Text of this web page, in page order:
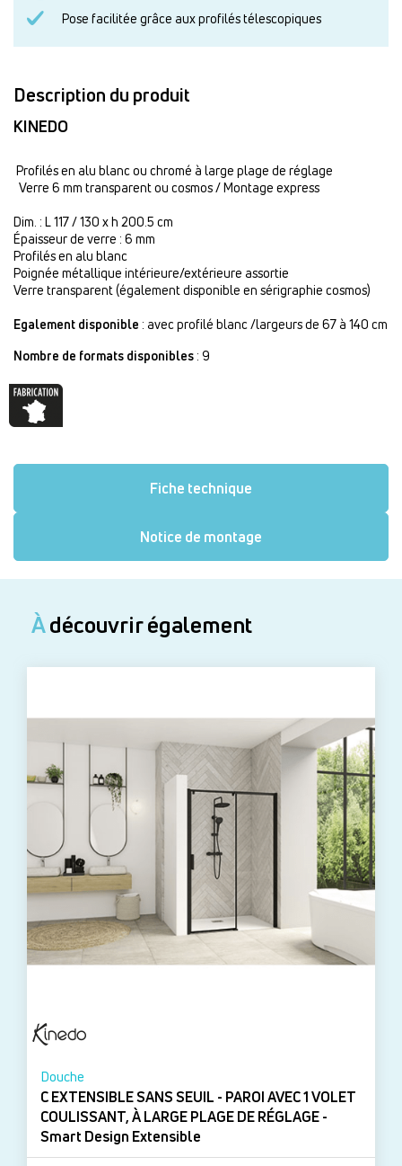
Pose facilitée grâce aux profilés télescopiques
Description du produit
KINEDO
Profilés en alu blanc ou chromé à large plage de réglage
Verre 6 mm transparent ou cosmos / Montage express
Dim. : L 117 / 130 x h 200.5 cm
Épaisseur de verre : 6 mm
Profilés en alu blanc
Poignée métallique intérieure/extérieure assortie
Verre transparent (également disponible en sérigraphie cosmos)
Egalement disponible : avec profilé blanc /largeurs de 67 à 140 cm
Nombre de formats disponibles : 9
Fiche technique
Notice de montage
Àdécouvrir également
Douche
C EXTENSIBLE SANS SEUIL - PAROI AVEC 1 VOLET
COULISSANT, À LARGE PLAGE DE RÉGLAGE -
Smart Design Extensible